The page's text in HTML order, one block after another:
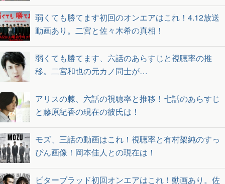
弱くても勝てます初回のオンエアはこれ！4.12放送
動画あり。二宮と佐々木希の真相！
弱くても勝てます、六話のあらすじと視聴率の推
移。二宮和也の元カノ同士が…
アリスの棘、六話の視聴率と推移！七話のあらすじ
と藤原紀香の現在の彼氏は！
モズ、三話の動画はこれ！視聴率と有村架純のすっ
ぴん画像！岡本佳人との現在は！
ビターブラッド初回オンエアはこれ！動画あり。佐